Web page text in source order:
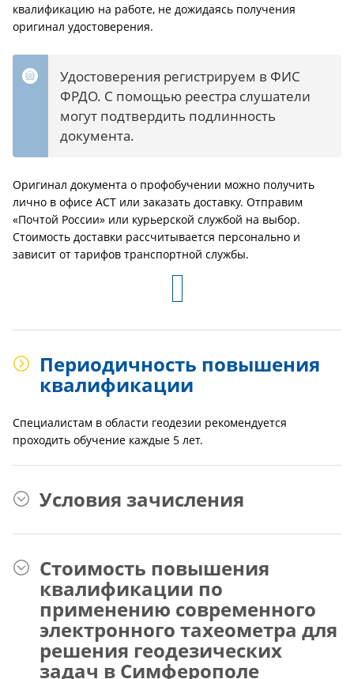
квалификацию на работе, не дожидаясь получения
оригинал удостоверения.
Удостоверения регистрируем в ФИС
ФРДО. С помощью реестра слушатели
могут подтвердить подлинность
документа.
Оригинал документа о профобучении можно получить
лично в офисе АСТ или заказать доставку. Отправим
«Почтой России» или курьерской службой на выбор.
Стоимость доставки рассчитывается персонально и
зависит от тарифов транспортной службы.
Периодичность повышения
квалификации
Специалистам в области геодезии рекомендуется
проходить обучение каждые 5 лет.
Условия зачисления
Стоимость повышения
квалификации по
применению современного
электронного тахеометра для
решения геодезических
задач в Симферополе